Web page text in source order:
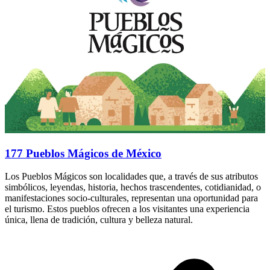
177 Pueblos Mágicos de México
Los Pueblos Mágicos son localidades que, a través de sus atributos
simbólicos, leyendas, historia, hechos trascendentes, cotidianidad, o
manifestaciones socio-culturales, representan una oportunidad para
el turismo. Estos pueblos ofrecen a los visitantes una experiencia
única, llena de tradición, cultura y belleza natural.